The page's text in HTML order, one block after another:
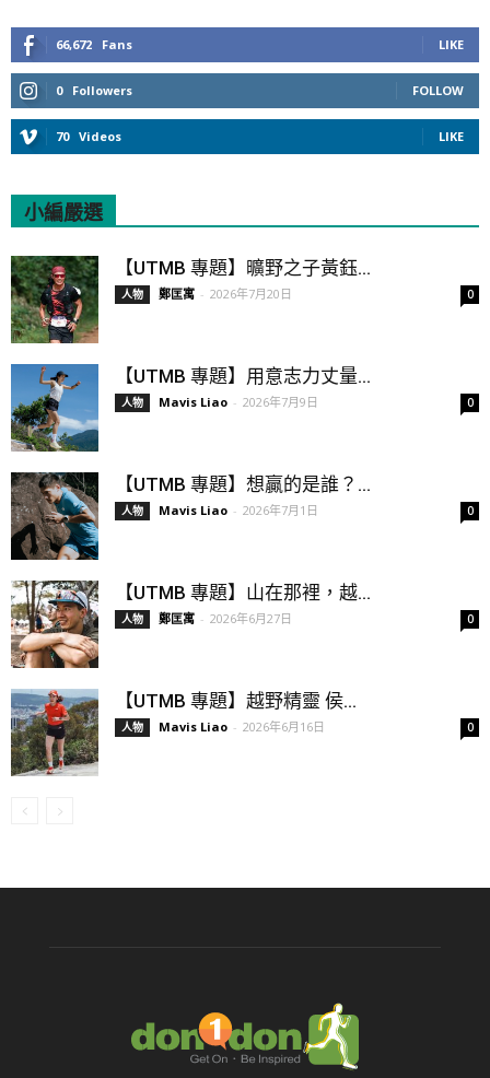
66,672 Fans LIKE
0 Followers FOLLOW
70 Videos LIKE
小編嚴選
【UTMB 專題】曠野之子黃鈺...
人物 鄭匡寓 - 2026年7月20日 0
【UTMB 專題】用意志力丈量...
人物 Mavis Liao - 2026年7月9日 0
【UTMB 專題】想贏的是誰？...
人物 Mavis Liao - 2026年7月1日 0
【UTMB 專題】山在那裡，越...
人物 鄭匡寓 - 2026年6月27日 0
【UTMB 專題】越野精靈 侯...
人物 Mavis Liao - 2026年6月16日 0